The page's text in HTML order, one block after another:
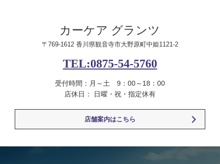
カーケア グランツ
〒769-1612 香川県観音寺市大野原町中姫1121-2
TEL:0875-54-5760
受付時間：月～土 9：00～18：00
店休日： 日曜・祝・指定休有
店舗案内はこちら